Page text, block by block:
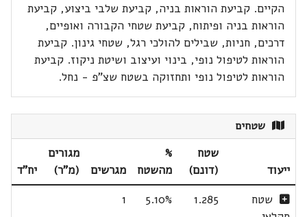
הקיים. קביעת הוראות בניה, קביעת שלבי ביצוע, קביעת
הוראות בניה ופיתוח, קביעת שטחי הקבורה ואופיים,
דרכים, חניות, שבילים להולכי רגל, שטחי גינון. קביעת
הוראות לטיפול נופי, בינוי ועיצוב ושיטת ניקוז. קביעת
הוראות לטיפול נופי ותחזוקה בשטח שצ"פ - נחל.
שטחים
ייעוד
שטח
(דונם)
%
מהשטח
מגרשים
מגורים
(מ"ר)
יח"ד
שטח
1.285
5.10%
1